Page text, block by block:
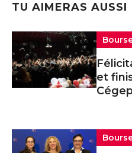
TU AIMERAS AUSSI
et